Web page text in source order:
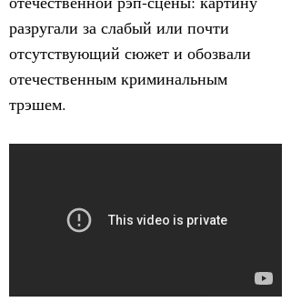
разругали за слабый или почти
отсутствующий сюжет и обозвали
отечественным криминальным
трэшем.